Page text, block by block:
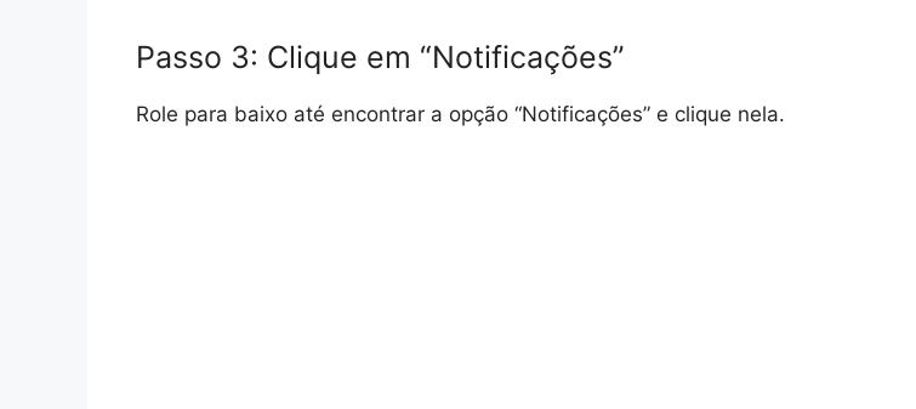
Passo 3: Clique em “Notificações”
Role para baixo até encontrar a opção “Notificações” e clique nela.